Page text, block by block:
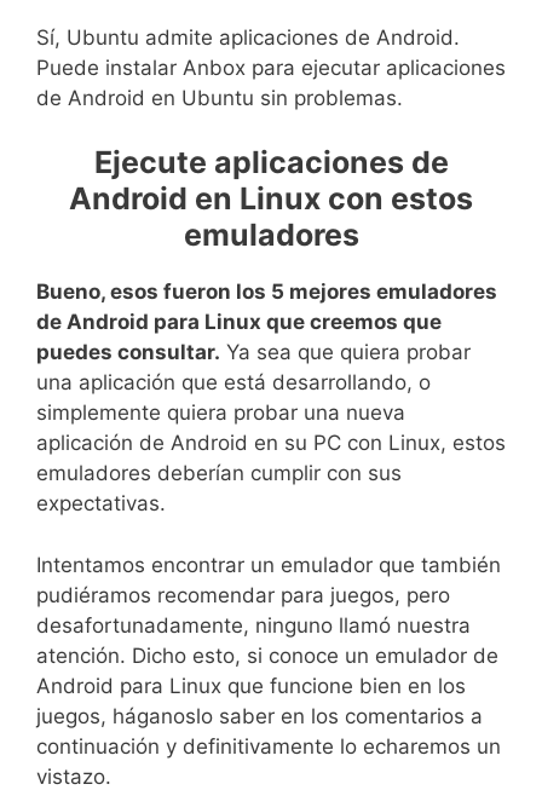
Sí, Ubuntu admite aplicaciones de Android.
Puede instalar Anbox para ejecutar aplicaciones
de Android en Ubuntu sin problemas.
Ejecute aplicaciones de
Android en Linux con estos
emuladores
Bueno, esos fueron los 5 mejores emuladores
de Android para Linux que creemos que
puedes consultar. Ya sea que quiera probar
una aplicación que está desarrollando, o
simplemente quiera probar una nueva
aplicación de Android en su PC con Linux, estos
emuladores deberían cumplir con sus
expectativas.
Intentamos encontrar un emulador que también
pudiéramos recomendar para juegos, pero
desafortunadamente, ninguno llamó nuestra
atención. Dicho esto, si conoce un emulador de
Android para Linux que funcione bien en los
juegos, háganoslo saber en los comentarios a
continuación y definitivamente lo echaremos un
vistazo.